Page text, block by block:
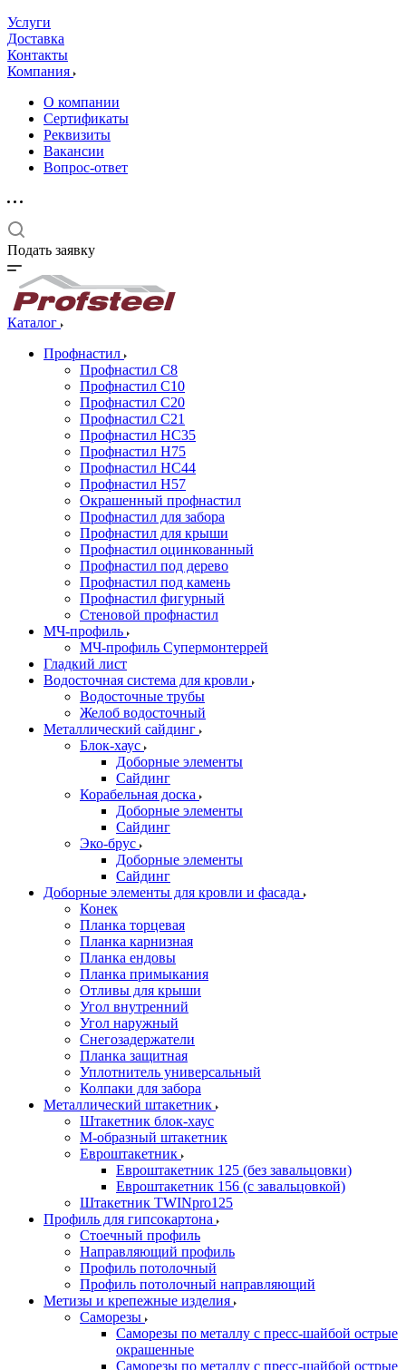
Услуги
Доставка
Контакты
Компания
О компании
Сертификаты
Реквизиты
Вакансии
Вопрос-ответ
Подать заявку
Каталог
Профнастил
Профнастил С8
Профнастил С10
Профнастил С20
Профнастил С21
Профнастил НС35
Профнастил Н75
Профнастил HC44
Профнастил Н57
Окрашенный профнастил
Профнастил для забора
Профнастил для крыши
Профнастил оцинкованный
Профнастил под дерево
Профнастил под камень
Профнастил фигурный
Стеновой профнастил
МЧ-профиль
МЧ-профиль Супермонтеррей
Гладкий лист
Водосточная система для кровли
Водосточные трубы
Желоб водосточный
Металлический сайдинг
Блок-хаус
Доборные элементы
Сайдинг
Корабельная доска
Доборные элементы
Сайдинг
Эко-брус
Доборные элементы
Сайдинг
Доборные элементы для кровли и фасада
Конек
Планка торцевая
Планка карнизная
Планка ендовы
Планка примыкания
Отливы для крыши
Угол внутренний
Угол наружный
Снегозадержатели
Планка защитная
Уплотнитель универсальный
Колпаки для забора
Металлический штакетник
Штакетник блок-хаус
М-образный штакетник
Евроштакетник
Евроштакетник 125 (без завальцовки)
Евроштакетник 156 (с завальцовкой)
Штакетник TWINpro125
Профиль для гипсокартона
Стоечный профиль
Направляющий профиль
Профиль потолочный
Профиль потолочный направляющий
Метизы и крепежные изделия
Саморезы
Саморезы по металлу с пресс-шайбой острые
окрашенные
Саморезы по металлу с пресс-шайбой острые